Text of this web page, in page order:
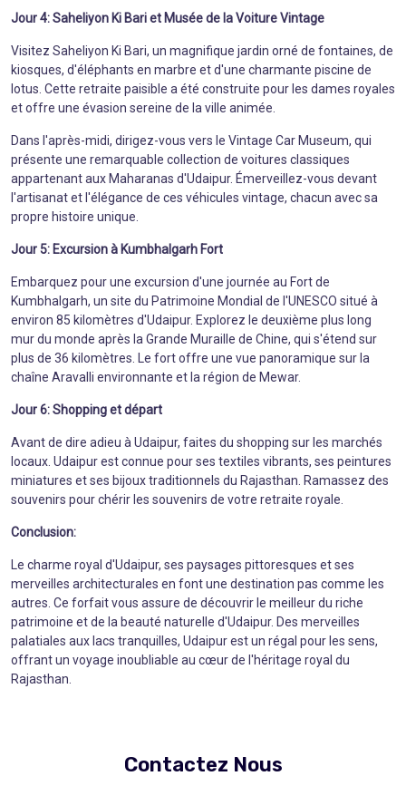
Jour 4: Saheliyon Ki Bari et Musée de la Voiture Vintage
Visitez Saheliyon Ki Bari, un magnifique jardin orné de fontaines, de
kiosques, d'éléphants en marbre et d'une charmante piscine de
lotus. Cette retraite paisible a été construite pour les dames royales
et offre une évasion sereine de la ville animée.
Dans l'après-midi, dirigez-vous vers le Vintage Car Museum, qui
présente une remarquable collection de voitures classiques
appartenant aux Maharanas d'Udaipur. Émerveillez-vous devant
l'artisanat et l'élégance de ces véhicules vintage, chacun avec sa
propre histoire unique.
Jour 5: Excursion à Kumbhalgarh Fort
Embarquez pour une excursion d'une journée au Fort de
Kumbhalgarh, un site du Patrimoine Mondial de l'UNESCO situé à
environ 85 kilomètres d'Udaipur. Explorez le deuxième plus long
mur du monde après la Grande Muraille de Chine, qui s'étend sur
plus de 36 kilomètres. Le fort offre une vue panoramique sur la
chaîne Aravalli environnante et la région de Mewar.
Jour 6: Shopping et départ
Avant de dire adieu à Udaipur, faites du shopping sur les marchés
locaux. Udaipur est connue pour ses textiles vibrants, ses peintures
miniatures et ses bijoux traditionnels du Rajasthan. Ramassez des
souvenirs pour chérir les souvenirs de votre retraite royale.
Conclusion:
Le charme royal d'Udaipur, ses paysages pittoresques et ses
merveilles architecturales en font une destination pas comme les
autres. Ce forfait vous assure de découvrir le meilleur du riche
patrimoine et de la beauté naturelle d'Udaipur. Des merveilles
palatiales aux lacs tranquilles, Udaipur est un régal pour les sens,
offrant un voyage inoubliable au cœur de l'héritage royal du
Rajasthan.
Contactez Nous